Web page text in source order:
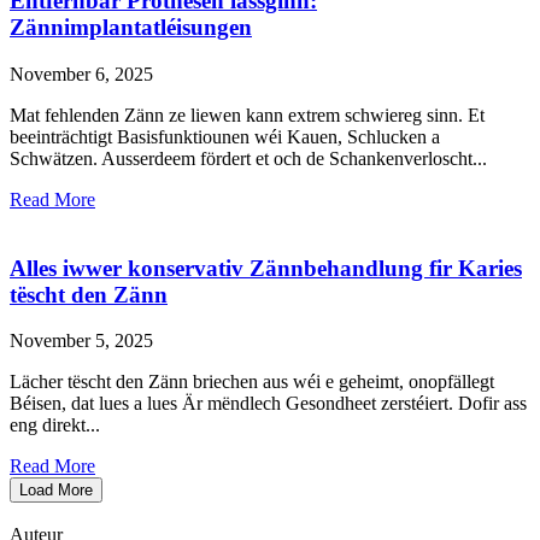
Zännimplantatléisungen
November 6, 2025
Mat fehlenden Zänn ze liewen kann extrem schwiereg sinn. Et
beeinträchtigt Basisfunktiounen wéi Kauen, Schlucken a
Schwätzen. Ausserdeem fördert et och de Schankenverloscht...
Read More
Alles iwwer konservativ Zännbehandlung fir Karies
tëscht den Zänn
November 5, 2025
Lächer tëscht den Zänn briechen aus wéi e geheimt, onopfällegt
Béisen, dat lues a lues Är mëndlech Gesondheet zerstéiert. Dofir ass
eng direkt...
Read More
Load More
Auteur